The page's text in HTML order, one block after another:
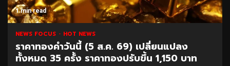
1 min read
NEWS FOCUS HOT NEWS
ราคาทองคำวันนี้ (5 ส.ค. 69) เปลี่ยนแปลง
ทั้งหมด 35 ครั้ง ราคาทองปรับขึ้น 1,150 บาท